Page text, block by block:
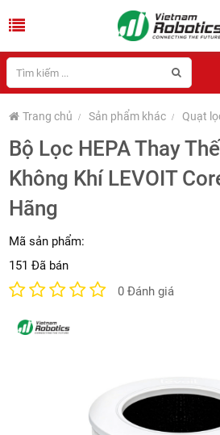
Trang chủ Sản phẩm khác Quạt
Bộ Lọc HEPA Thay
Không Khí LEVOIT
Hãng
Mã sản phẩm:
151 Đã bán
0 Đánh giá